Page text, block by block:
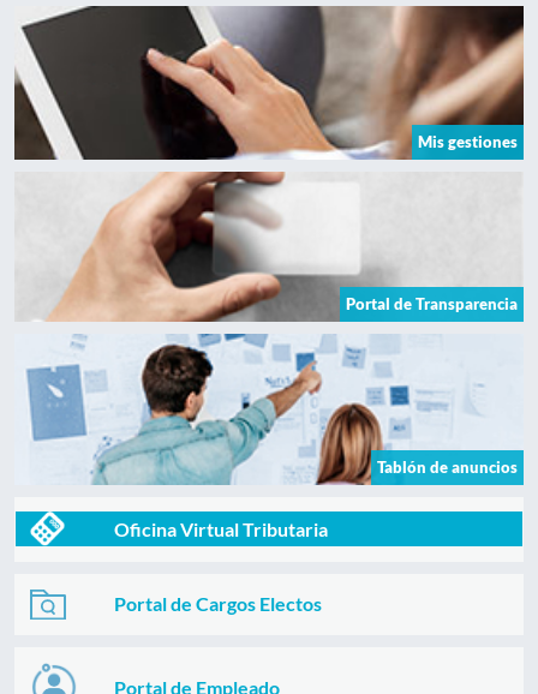
Mis gestiones
Portal de Transparencia
Tablón de anuncios
Oficina Virtual Tributaria
Portal de Cargos Electos
Portal de Empleado